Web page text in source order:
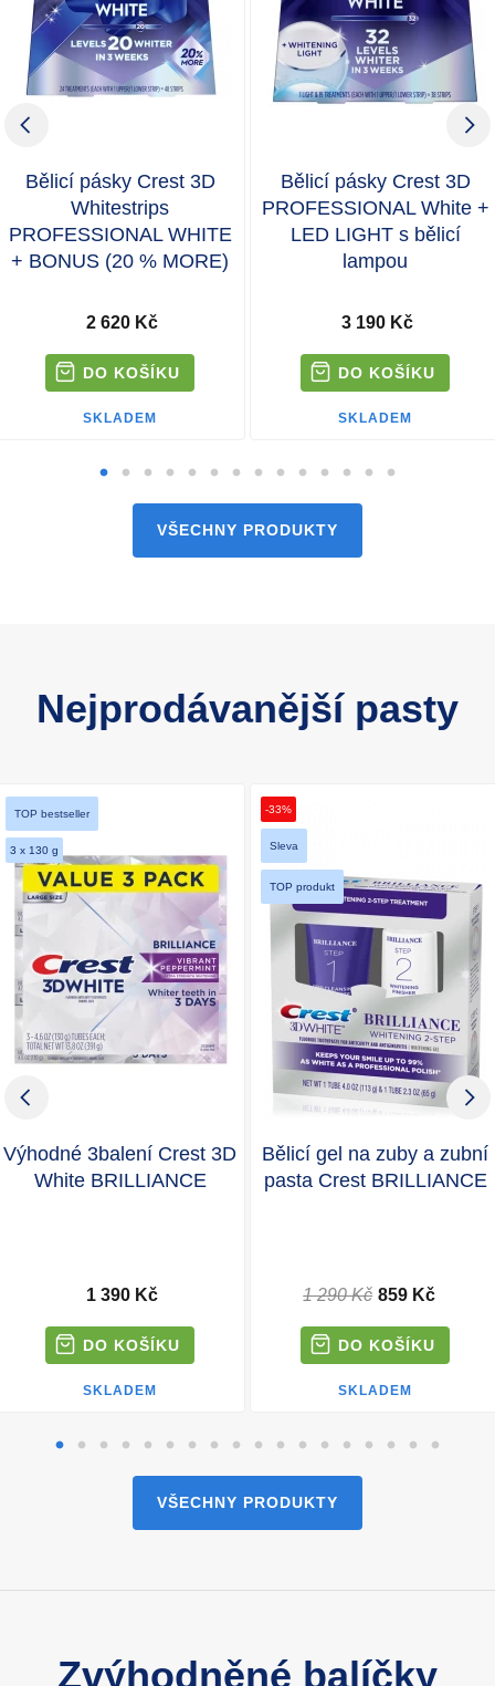
Bělicí pásky Crest 3D
Whitestrips
PROFESSIONAL WHITE
+ BONUS (20 % MORE)
2 620 Kč
SKLADEM
Bělicí pásky Crest 3D
PROFESSIONAL White +
LED LIGHT s bělicí
lampou
3 190 Kč
SKLADEM
VŠECHNY PRODUKTY
Nejprodávanější pasty
TOP bestseller
3 x 130 g
Výhodné 3balení Crest 3D
White BRILLIANCE
1 390 Kč
SKLADEM
-33%
Sleva
TOP produkt
Bělicí gel na zuby a zubní
pasta Crest BRILLIANCE
1 290 Kč 859 Kč
SKLADEM
VŠECHNY PRODUKTY
Zvýhodněné balíčky